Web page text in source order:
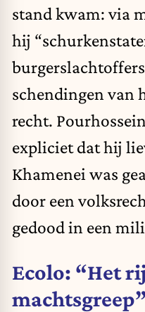
stand kwam: via
hij
schendingen van
recht.
expliciet dat hij
Khamenei was
door een
gedood in een
Ecolo: “Het
machtsgreep”